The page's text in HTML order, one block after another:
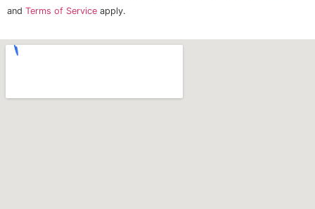
and Terms of Service apply.